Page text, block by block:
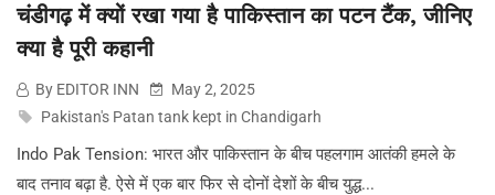
चंडीगढ़ में क्यों रखा गया है पाकिस्तान का पटन टैंक, जीनिए
क्या है पूरी कहानी
By EDITOR INN
May 2, 2025
Pakistan's Patan tank kept in Chandigarh
Indo Pak Tension: भारत और पाकिस्तान के बीच पहलगाम आतंकी हमले के
बाद तनाव बढ़ा है. ऐसे में एक बार फिर से दोनों देशों के बीच युद्ध...